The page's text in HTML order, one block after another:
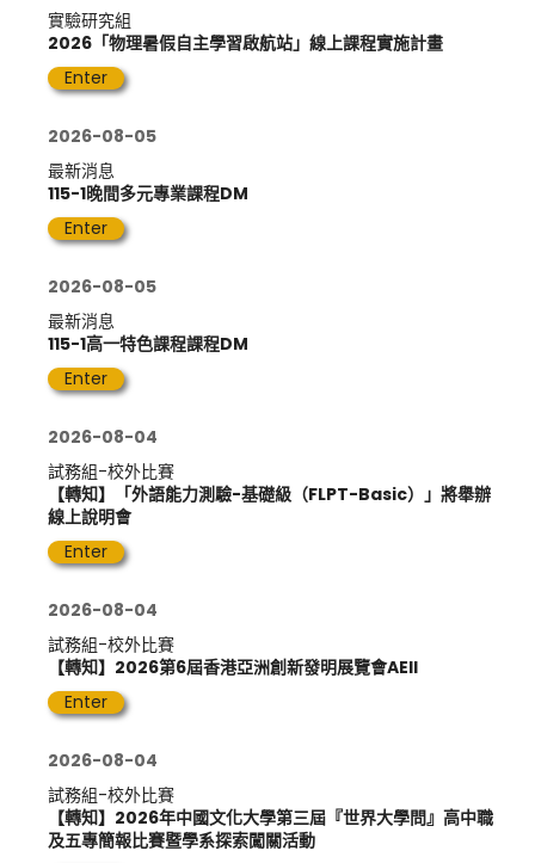
實驗研究組
2026「物理暑假自主學習啟航站」線上課程實施計畫
Enter
2026-08-05
最新消息
115-1晚間多元專業課程DM
Enter
2026-08-05
最新消息
115-1高一特色課程課程DM
Enter
2026-08-04
試務組-校外比賽
【轉知】「外語能力測驗-基礎級（FLPT-Basic）」將舉辦
線上說明會
Enter
2026-08-04
試務組-校外比賽
【轉知】2026第6屆香港亞洲創新發明展覽會AEII
Enter
2026-08-04
試務組-校外比賽
【轉知】2026年中國文化大學第三屆『世界大學問』高中職
及五專簡報比賽暨學系探索闖關活動